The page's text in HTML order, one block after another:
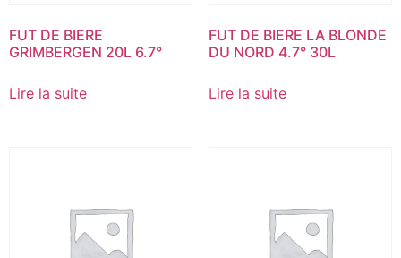
FUT DE BIERE
GRIMBERGEN 20L 6.7°
Lire la suite
FUT DE BIERE LA BLONDE
DU NORD 4.7° 30L
Lire la suite